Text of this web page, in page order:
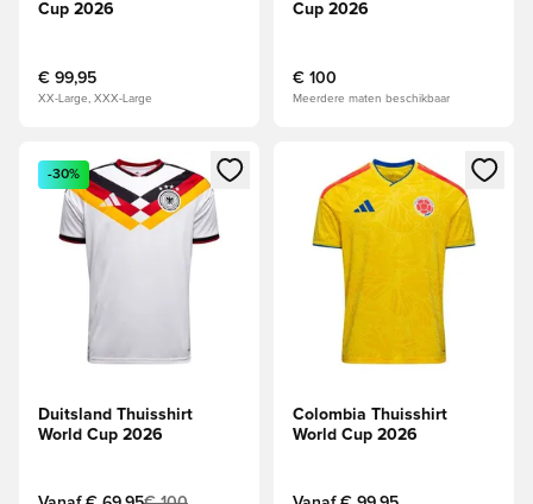
Cup 2026
€ 99,95
XX-Large, XXX-Large
Cup 2026
€ 100
Meerdere maten beschikbaar
Opent een venster om in te loggen of je aan te melden als
-30%
Duitsland Thuisshirt
World Cup 2026
Opent een venster om in te
Colombia Thuisshirt
World Cup 2026